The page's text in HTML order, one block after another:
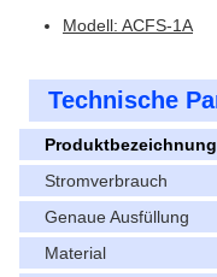
Modell: ACFS-1A
Technische
Produktbezeichnung
Stromverbrauch
Genaue Ausfüllung
Material